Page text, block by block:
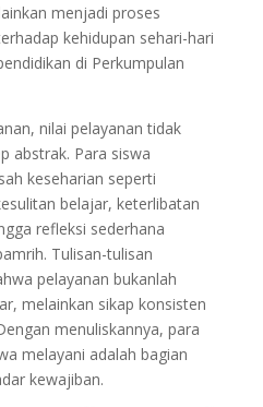
menjadi proses
kehidupan sehari-hari
di Perkumpulan
nilai pelayanan tidak
abstrak. Para siswa
keseharian seperti
belajar, keterlibatan
refleksi sederhana
Tulisan-tulisan
pelayanan bukanlah
melainkan sikap konsisten
menuliskannya, para
melayani adalah bagian
kewajiban.